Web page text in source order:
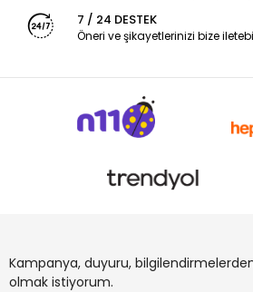
7 / 24 DESTEK
Öneri ve şikayetlerinizi bize
Kampanya, duyuru,
olmak istiyorum.